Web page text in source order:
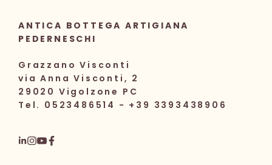
ANTICA BOTTEGA ARTIGIANA
PEDERNESCHI
Grazzano Visconti
via Anna Visconti, 2
29020 Vigolzone PC
Tel. 0523486514 - +39 3393438906